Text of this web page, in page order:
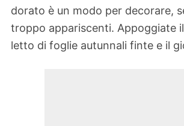
dorato è un modo per decorare,
troppo appariscenti. Appoggiate
letto di foglie autunnali finte e il